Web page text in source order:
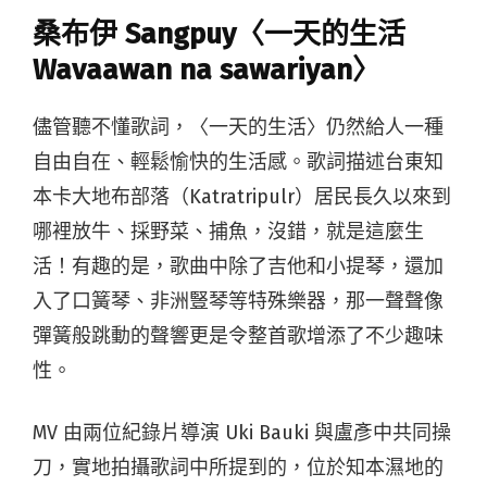
桑布伊 Sangpuy〈一天的生活
Wavaawan na sawariyan〉
儘管聽不懂歌詞，〈一天的生活〉仍然給人一種
自由自在、輕鬆愉快的生活感。歌詞描述台東知
本卡大地布部落（Katratripulr）居民長久以來到
哪裡放牛、採野菜、捕魚，沒錯，就是這麼生
活！有趣的是，歌曲中除了吉他和小提琴，還加
入了口簧琴、非洲豎琴等特殊樂器，那一聲聲像
彈簧般跳動的聲響更是令整首歌增添了不少趣味
性。
MV 由兩位紀錄片導演 Uki Bauki 與盧彥中共同操
刀，實地拍攝歌詞中所提到的，位於知本濕地的